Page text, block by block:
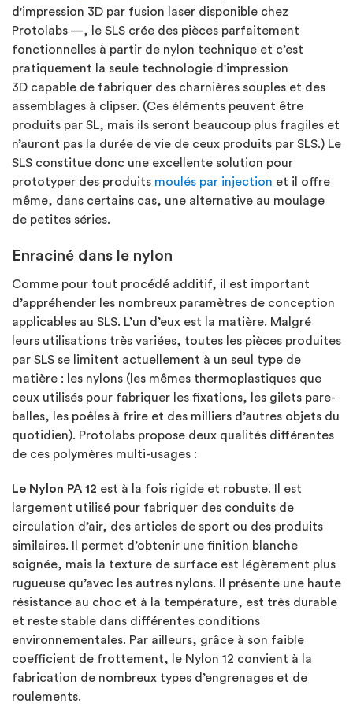
d'impression 3D par fusion laser disponible chez
Protolabs —, le SLS crée des pièces parfaitement
fonctionnelles à partir de nylon technique et c’est
pratiquement la seule technologie d'impression
3D capable de fabriquer des charnières souples et des
assemblages à clipser. (Ces éléments peuvent être
produits par SL, mais ils seront beaucoup plus fragiles et
n’auront pas la durée de vie de ceux produits par SLS.) Le
SLS constitue donc une excellente solution pour
prototyper des produits moulés par injection et il offre
même, dans certains cas, une alternative au moulage
de petites séries.
Enraciné dans le nylon
Comme pour tout procédé additif, il est important
d’appréhender les nombreux paramètres de conception
applicables au SLS. L’un d’eux est la matière. Malgré
leurs utilisations très variées, toutes les pièces produites
par SLS se limitent actuellement à un seul type de
matière : les nylons (les mêmes thermoplastiques que
ceux utilisés pour fabriquer les fixations, les gilets pare-
balles, les poêles à frire et des milliers d’autres objets du
quotidien). Protolabs propose deux qualités différentes
de ces polymères multi-usages :
Le Nylon PA 12 est à la fois rigide et robuste. Il est
largement utilisé pour fabriquer des conduits de
circulation d’air, des articles de sport ou des produits
similaires. Il permet d’obtenir une finition blanche
soignée, mais la texture de surface est légèrement plus
rugueuse qu’avec les autres nylons. Il présente une haute
résistance au choc et à la température, est très durable
et reste stable dans différentes conditions
environnementales. Par ailleurs, grâce à son faible
coefficient de frottement, le Nylon 12 convient à la
fabrication de nombreux types d’engrenages et de
roulements.